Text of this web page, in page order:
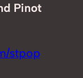
Pinot
stpop